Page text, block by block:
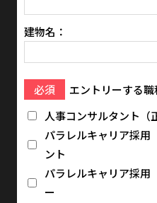
建物名：
必須
エントリーする
人事コンサルタント（
パラレルキャリア採用
ント
パラレルキャリア採用
ー